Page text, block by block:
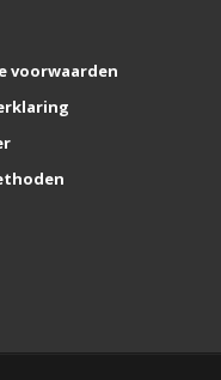
voorwaarden